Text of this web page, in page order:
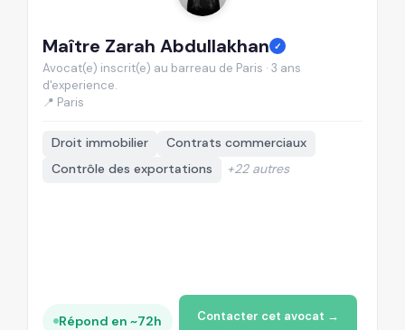
Maître Zarah Abdullakhan ✓
Avocat(e) inscrit(e) au barreau de Paris · 3 ans
d'experience.
📍 Paris
Droit immobilier
Contrats commerciaux
Contrôle des exportations
+22 autres
Répond en ~72h Contacter cet avocat →